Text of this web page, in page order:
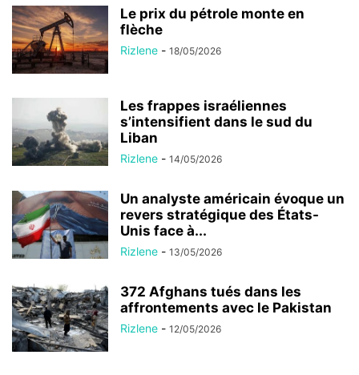
Le prix du pétrole monte en
flèche
Rizlene - 18/05/2026
Les frappes israéliennes
s’intensifient dans le sud du
Liban
Rizlene - 14/05/2026
Un analyste américain évoque un
revers stratégique des États-
Unis face à...
Rizlene - 13/05/2026
372 Afghans tués dans les
affrontements avec le Pakistan
Rizlene - 12/05/2026